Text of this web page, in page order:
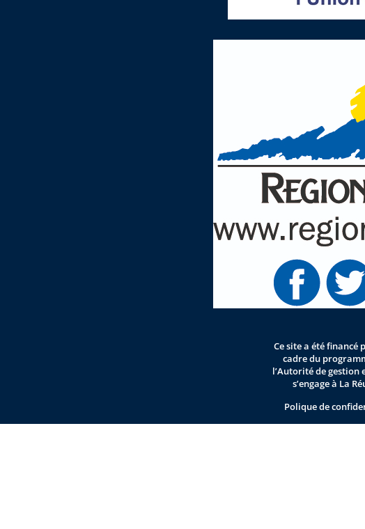
Ce site a été financé
cadre du
l’Autorité de gestion
s’engage à La
Polique de